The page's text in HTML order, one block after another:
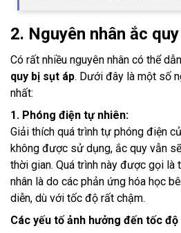
2. Nguyên nhân ắc
Có rất nhiều nguyên nhân có thể
quy bị sụt áp. Dưới đây là một số
nhất:
1. Phóng điện tự nhiên:
Giải thích quá trình tự phóng điện
không được sử dụng, ắc quy vẫn
thời gian. Quá trình này được gọi là
nhân là do các phản ứng hóa học
diễn, dù với tốc độ rất chậm.
Các yếu tố ảnh hưởng đến tốc